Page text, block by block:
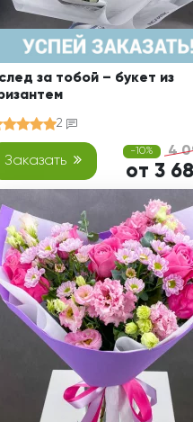
за тобой – букет из
2
Заказать
-10% 4
от 3